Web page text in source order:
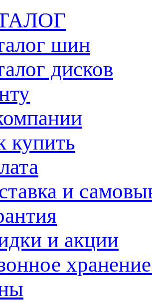
шин
дисков
купить
и
и акции